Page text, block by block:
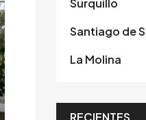
Surquillo
Santiago de
La Molina
RECIENTES